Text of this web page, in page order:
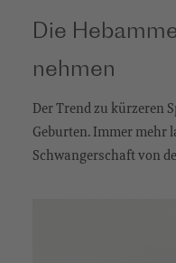
Die
nehmen
Der Trend zu kürzeren
Geburten. Immer mehr
Schwangerschaft von